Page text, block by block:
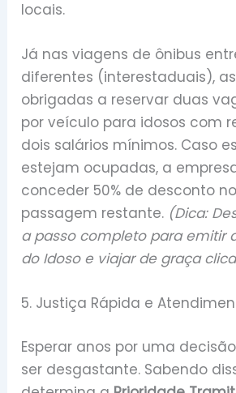
locais.
Já nas viagens de ônibus
diferentes (interestaduais),
obrigadas a reservar duas
por veículo para idosos com
dois salários mínimos. Caso
estejam ocupadas, a
conceder 50% de desconto
passagem restante. (Dica:
a passo completo para emitir
do Idoso e viajar de graça
5. Justiça Rápida e
Esperar anos por uma
ser desgastante. Sabendo